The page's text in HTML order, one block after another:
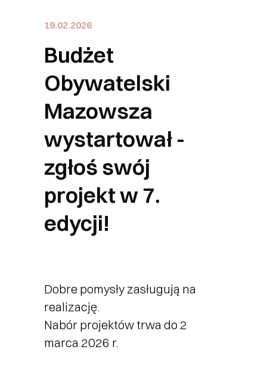
19.02.2026
Budżet
Obywatelski
Mazowsza
wystartował -
zgłoś swój
projekt w 7.
edycji!
Dobre pomysły zasługują na
realizację.
Nabór projektów trwa do 2
marca 2026 r.